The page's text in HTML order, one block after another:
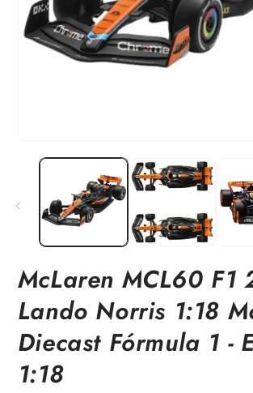
elemento
una
ventana
McLaren MCL60 F1
Lando Norris 1:18
Diecast Fórmula 1 -
1:18